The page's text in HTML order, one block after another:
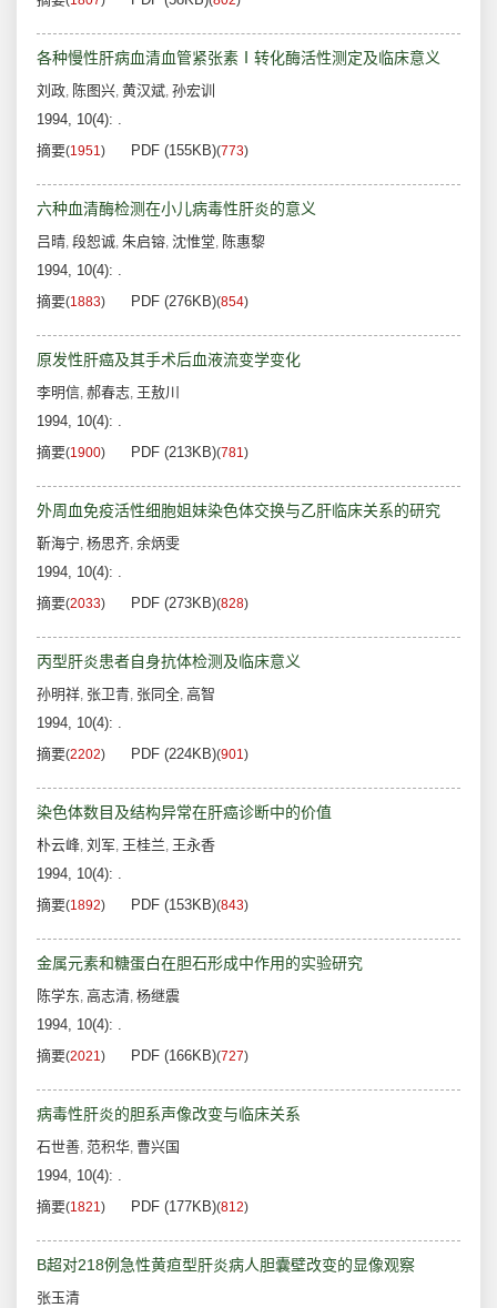
各种慢性肝病血清血管紧张素Ⅰ转化酶活性测定及临床意义
刘政, 陈图兴, 黄汉斌, 孙宏训
1994, 10(4): .
摘要(1951) PDF (155KB)(773)
六种血清酶检测在小儿病毒性肝炎的意义
吕晴, 段恕诚, 朱启镕, 沈惟堂, 陈惠黎
1994, 10(4): .
摘要(1883) PDF (276KB)(854)
原发性肝癌及其手术后血液流变学变化
李明信, 郝春志, 王敖川
1994, 10(4): .
摘要(1900) PDF (213KB)(781)
外周血免疫活性细胞姐妹染色体交换与乙肝临床关系的研究
靳海宁, 杨思齐, 余炳雯
1994, 10(4): .
摘要(2033) PDF (273KB)(828)
丙型肝炎患者自身抗体检测及临床意义
孙明祥, 张卫青, 张同全, 高智
1994, 10(4): .
摘要(2202) PDF (224KB)(901)
染色体数目及结构异常在肝癌诊断中的价值
朴云峰, 刘军, 王桂兰, 王永香
1994, 10(4): .
摘要(1892) PDF (153KB)(843)
金属元素和糖蛋白在胆石形成中作用的实验研究
陈学东, 高志清, 杨继震
1994, 10(4): .
摘要(2021) PDF (166KB)(727)
病毒性肝炎的胆系声像改变与临床关系
石世善, 范积华, 曹兴国
1994, 10(4): .
摘要(1821) PDF (177KB)(812)
B超对218例急性黄疸型肝炎病人胆囊壁改变的显像观察
张玉清